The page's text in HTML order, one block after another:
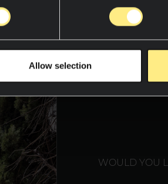
Allow selection
WOULD YOU
por su innovadora
en Casa Decor 2024.